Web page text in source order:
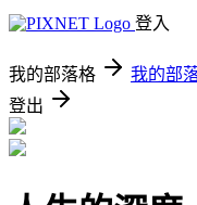
登入
我的部落格 我的部
登出